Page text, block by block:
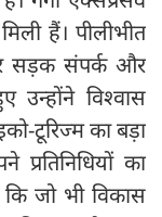
हैं। पीलीभीत
सड़क संपर्क और
उन्होंने विश्वास
टूरिज्म का बड़ा
का
जो भी विकास